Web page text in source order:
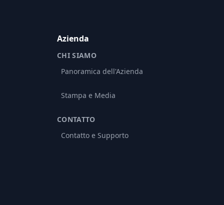
Azienda
CHI SIAMO
Panoramica dell'Azienda
Stampa e Media
CONTATTO
Contatto e Supporto